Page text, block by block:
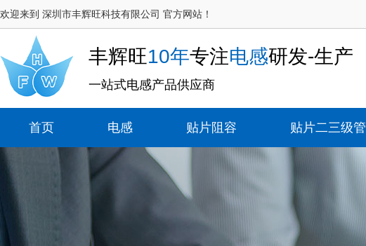
欢迎来到 深圳市丰辉旺科技有限公司 官方网站！
丰辉旺10年专注电感研发-生产
一站式电感产品供应商
首页 电感 贴片阻容 贴片二三级管